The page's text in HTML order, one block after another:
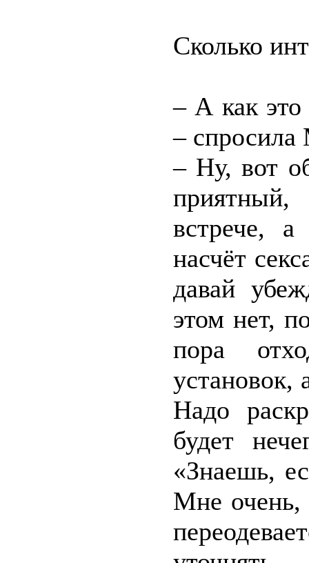
Сколько
– А как это
– спросила
– Ну, вот
встрече,
насчёт
давай
этом нет,
пора
установок,
Надо
будет
«Знаешь,
Мне очень,